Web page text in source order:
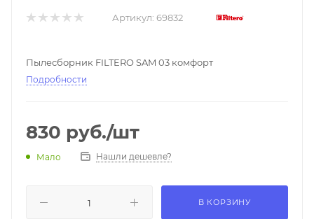
Артикул: 69832
Пылесборник FILTERO SAM 03 комфорт
Подробности
830 руб./шт
Мало Нашли дешевле?
В КОРЗИНУ